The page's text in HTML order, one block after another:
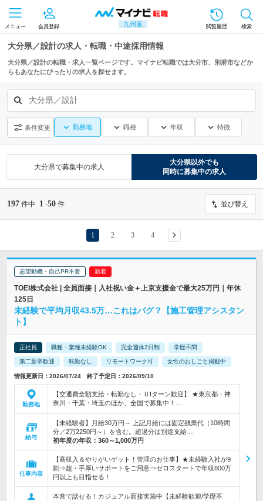
九州版
メニュー 会員登録 閲覧履歴 検索
大分県／設計の求人・転職・中途採用情報
大分県／設計の転職・求人一覧ページです。マイナビ転職では大分市、別府市などか
らもあなたにぴったりの求人を探せます。
大分県／設計
条件変更 勤務地 職種 年収 特徴
大分県で募集中の求人
大分県以外でも
同時に募集中の求人
197 件中 1 -50 件 並び替え
1 2 3 4
志望動機・自己PR不要
TOEI株式会社 | 全員面接｜入社祝い金＋上京支援金で最大25万円｜年休
125日
未経験で平均月収43.5万…これはバグ？【施工管理アシスタン
ト】
正社員 職種・業種未経験OK 完全週休2日制 学歴不問
第二新卒歓迎 転勤なし リモートワーク可 女性のおしごと掲載中
情報更新日：2026/07/24 終了予定日：2026/09/10
勤務地
【交通費全額支給・転勤なし・ＵIターン歓迎】 ★東京都・神
奈川・千葉・埼玉のほか、全国で募集中！…
給与
【未経験者】月給30万円～ 上記月給には固定残業代（10時間
分／2万2250円～）を含む。超過分は別途支給…
初年度の年収： 360～1,000万円
仕事内容
【高収入＆やりがいゲット！管理のお仕事】★未経験入社が9
割⇒超・手厚いサポートをご用意⇒ゼロスタートで年収800万
円以上も目指せる！
本音で話せる！カジュアル面接実施中【未経験歓迎/学歴不